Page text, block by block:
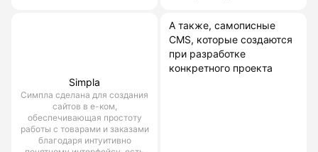
Simpla
Симпла сделана для создания
сайтов в е-ком,
обеспечивающая простоту
работы с товарами и заказами
благодаря интуитивно
А также, самописные
CMS, которые создаются
при разработке
конкретного проекта